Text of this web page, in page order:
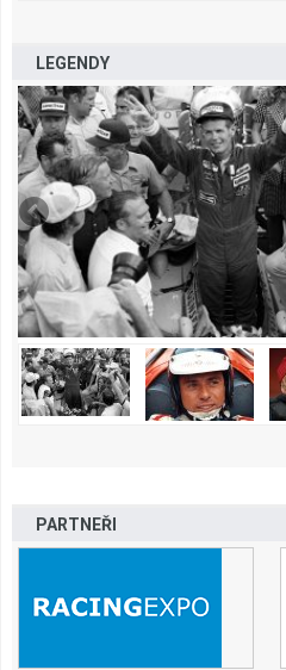
LEGENDY
PARTNEŘI